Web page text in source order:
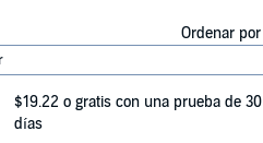
Ordenar por
$19.22 o gratis con una prueba de 30
días